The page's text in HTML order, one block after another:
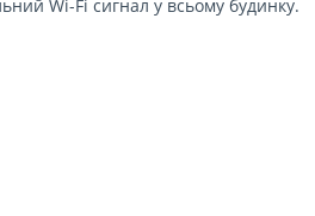
Wi-Fi сигнал у всьому будинку.